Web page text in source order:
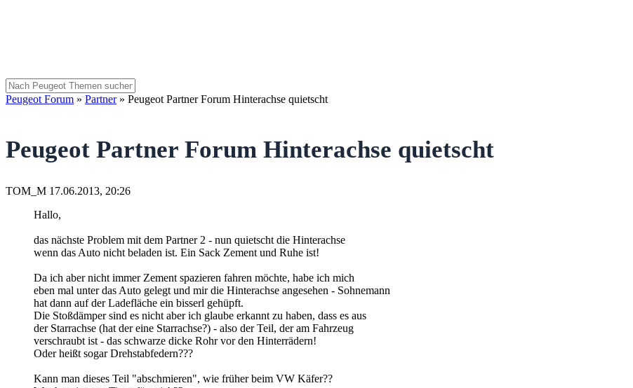
Peugeot Forum » Partner » Peugeot Partner Forum Hinterachse quietscht
Peugeot Partner Forum Hinterachse quietscht
TOM_M 17.06.2013, 20:26
Hallo,
das nächste Problem mit dem Partner 2 - nun quietscht die Hinterachse
wenn das Auto nicht beladen ist. Ein Sack Zement und Ruhe ist!
Da ich aber nicht immer Zement spazieren fahren möchte, habe ich mich
eben mal unter das Auto gelegt und mir die Hinterachse angesehen - Sohnemann
hat dann auf der Ladefläche ein bisserl gehüpft.
Die Stoßdämper sind es nicht aber ich glaube erkannt zu haben, dass es aus
der Starrachse (hat der eine Starrachse?) - also der Teil, der am Fahrzeug
verschraubt ist - das schwarze dicke Rohr vor den Hinterrädern!
Oder heißt sogar Drehstabfedern???
Kann man dieses Teil "abschmieren", wie früher beim VW Käfer??